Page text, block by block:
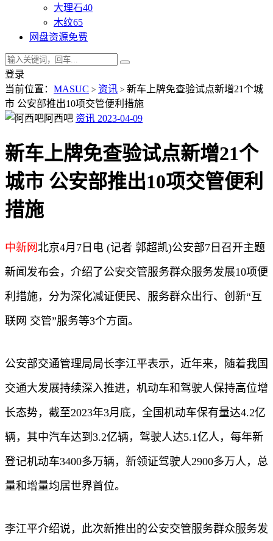
大理石40
木纹65
网盘资源免费
登录
当前位置： MASUC > 资讯 > 新车上牌免查验试点新增21个城
市 公安部推出10项交管便利措施
阿西吧 资讯 2023-04-09
新车上牌免查验试点新增21个
城市 公安部推出10项交管便利
措施
中新网北京4月7日电 (记者 郭超凯)公安部7日召开主题
新闻发布会，介绍了公安交管服务群众服务发展10项便
利措施，分为深化减证便民、服务群众出行、创新“互
联网 交管”服务等3个方面。
公安部交通管理局局长李江平表示，近年来，随着我国
交通大发展持续深入推进，机动车和驾驶人保持高位增
长态势，截至2023年3月底，全国机动车保有量达4.2亿
辆，其中汽车达到3.2亿辆，驾驶人达5.1亿人，每年新
登记机动车3400多万辆，新领证驾驶人2900多万人，总
量和增量均居世界首位。
李江平介绍说，此次新推出的公安交管服务群众服务发